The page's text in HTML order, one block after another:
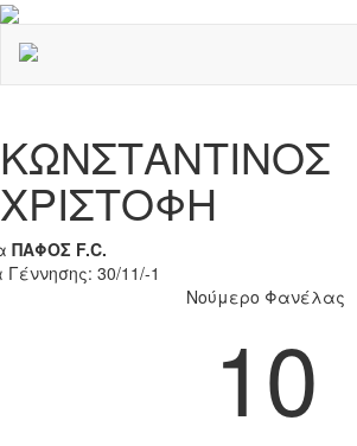
ΚΩΝΣΤΑΝΤΙΝΟΣ
ΧΡΙΣΤΟΦΗ
ΠΑΦΟΣ F.C.
30/11/-1
Νούμερο Φανέλας
10